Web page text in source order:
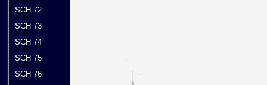
SCH 72
SCH 73
SCH 74
SCH 75
SCH 76